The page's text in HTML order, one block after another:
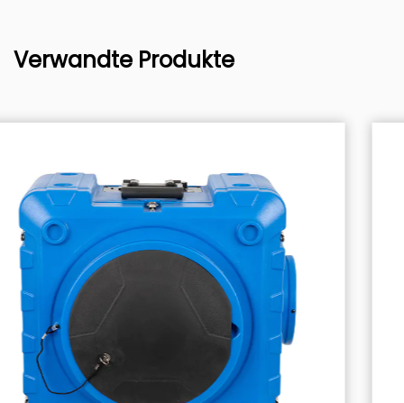
Verwandte Produkte